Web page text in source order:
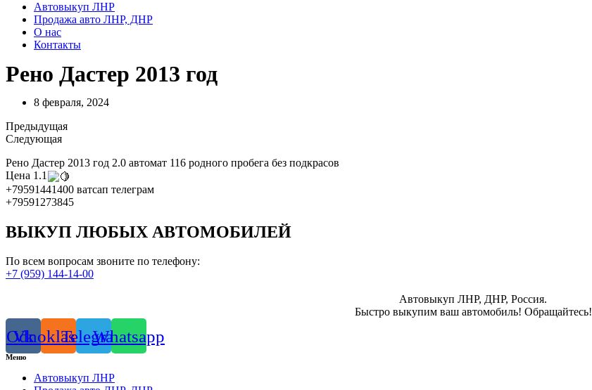
Автовыкуп ЛНР
Продажа авто ЛНР, ДНР
О нас
Контакты
Рено Дастер 2013 год
8 февраля, 2024
Предыдущая
Следующая
Рено Дастер 2013 год 2.0 автомат 116 родного пробега без подкрасов
Цена 1.1
+79591441400 ватсап телеграм
+79591273845
ВЫКУП ЛЮБЫХ АВТОМОБИЛЕЙ
По всем вопросам звоните по телефону:
+7 (959) 144-14-00
Автовыкуп ЛНР, ДНР, Россия.
Быстро выкупим ваш автомобиль! Обращайтесь!
Vk
Odnoklassniki
TelegramWhatsapp
Меню
Автовыкуп ЛНР